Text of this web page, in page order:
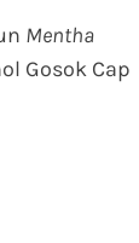
Mentha
Gosok Cap